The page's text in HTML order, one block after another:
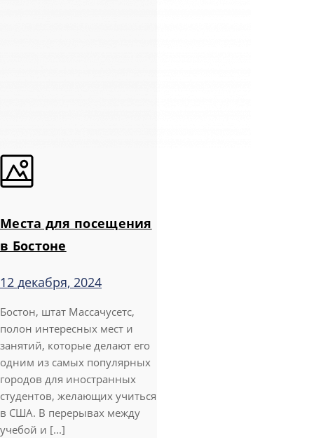
Места для посещения
в Бостоне
12 декабря, 2024
Бостон, штат Массачусетс,
полон интересных мест и
занятий, которые делают его
одним из самых популярных
городов для иностранных
студентов, желающих учиться
в США. В перерывах между
учебой и [...]